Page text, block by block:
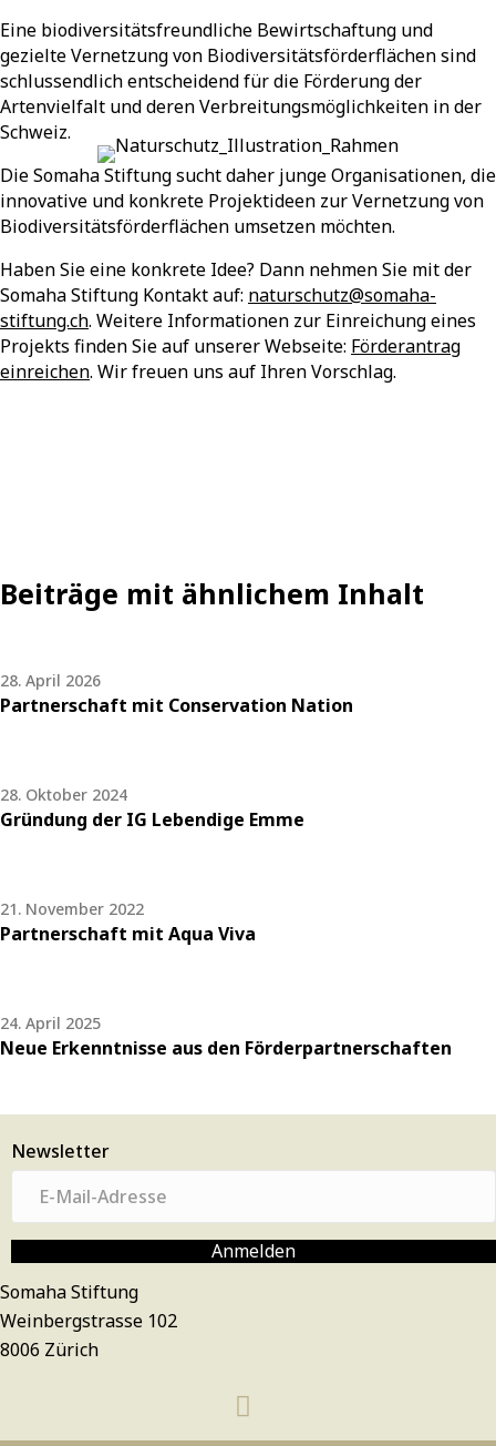
Eine biodiversitätsfreundliche Bewirtschaftung und
gezielte Vernetzung von Biodiversitätsförderflächen sind
schlussendlich entscheidend für die Förderung der
Artenvielfalt und deren Verbreitungsmöglichkeiten in der
Schweiz.
Die Somaha Stiftung sucht daher junge Organisationen, die
innovative und konkrete Projektideen zur Vernetzung von
Biodiversitätsförderflächen umsetzen möchten.
Haben Sie eine konkrete Idee? Dann nehmen Sie mit der
Somaha Stiftung Kontakt auf: naturschutz@somaha-
stiftung.ch. Weitere Informationen zur Einreichung eines
Projekts finden Sie auf unserer Webseite: Förderantrag
einreichen. Wir freuen uns auf Ihren Vorschlag.
Beiträge mit ähnlichem Inhalt
28. April 2026
Partnerschaft mit Conservation Nation
28. Oktober 2024
Gründung der IG Lebendige Emme
21. November 2022
Partnerschaft mit Aqua Viva
24. April 2025
Neue Erkenntnisse aus den Förderpartnerschaften
Newsletter
M
a
i
l
-
Anmelden
Somaha Stiftung
Weinbergstrasse 102
8006 Zürich